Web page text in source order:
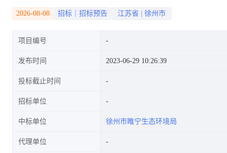
2026-08-08 招标｜招标预告 江苏省 徐州市
项目编号
发布时间 2023-06-29 10:26:39
投标截止时间
招标单位
中标单位 徐州市睢宁生态环境局
代理单位